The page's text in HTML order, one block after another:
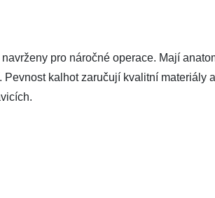
pro náročné operace. Mají
kalhot zaručují kvalitní materiály